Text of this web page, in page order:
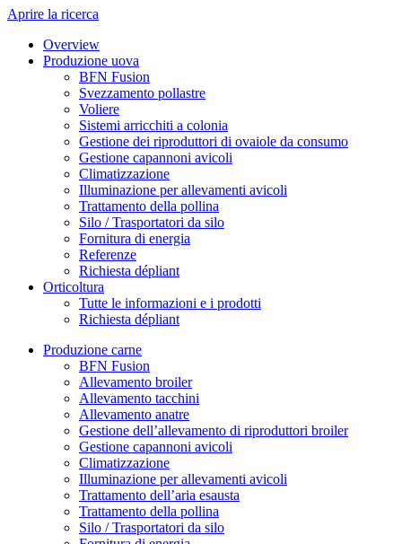
Aprire la ricerca
Overview
Produzione uova
BFN Fusion
Svezzamento pollastre
Voliere
Sistemi arricchiti a colonia
Gestione dei riproduttori di ovaiole da consumo
Gestione capannoni avicoli
Climatizzazione
Illuminazione per allevamenti avicoli
Trattamento della pollina
Silo / Trasportatori da silo
Fornitura di energia
Referenze
Richiesta dépliant
Orticoltura
Tutte le informazioni e i prodotti
Richiesta dépliant
Produzione carne
BFN Fusion
Allevamento broiler
Allevamento tacchini
Allevamento anatre
Gestione dell’allevamento di riproduttori broiler
Gestione capannoni avicoli
Climatizzazione
Illuminazione per allevamenti avicoli
Trattamento dell’aria esausta
Trattamento della pollina
Silo / Trasportatori da silo